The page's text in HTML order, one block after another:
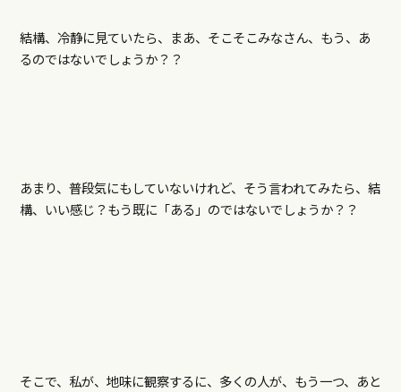
結構、冷静に見ていたら、まあ、そこそこみなさん、もう、あ
るのではないでしょうか？？
あまり、普段気にもしていないけれど、そう言われてみたら、結
構、いい感じ？もう既に「ある」のではないでしょうか？？
そこで、私が、地味に観察するに、多くの人が、もう一つ、あと